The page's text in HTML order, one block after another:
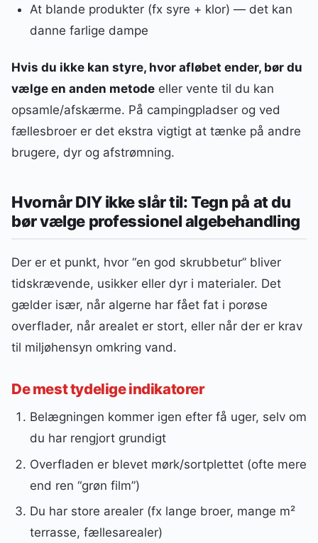
At blande produkter (fx syre + klor) — det kan
danne farlige dampe
Hvis du ikke kan styre, hvor afløbet ender, bør du
vælge en anden metode eller vente til du kan
opsamle/afskærme. På campingpladser og ved
fællesbroer er det ekstra vigtigt at tænke på andre
brugere, dyr og afstrømning.
Hvornår DIY ikke slår til: Tegn på at du
bør vælge professionel algebehandling
Der er et punkt, hvor “en god skrubbetur” bliver
tidskrævende, usikker eller dyr i materialer. Det
gælder især, når algerne har fået fat i porøse
overflader, når arealet er stort, eller når der er krav
til miljøhensyn omkring vand.
De mest tydelige indikatorer
Belægningen kommer igen efter få uger, selv om
du har rengjort grundigt
Overfladen er blevet mørk/sortplettet (ofte mere
end ren “grøn film”)
Du har store arealer (fx lange broer, mange m²
terrasse, fællesarealer)